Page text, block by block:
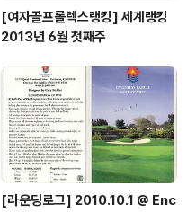
[여자골프롤렉스랭킹] 세계랭킹
2013년 6월 첫째주
[라운딩로그] 2010.10.1 @ Enc